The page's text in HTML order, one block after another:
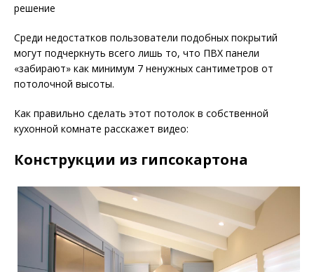
решение
Среди недостатков пользователи подобных покрытий
могут подчеркнуть всего лишь то, что ПВХ панели
«забирают» как минимум 7 ненужных сантиметров от
потолочной высоты.
Как правильно сделать этот потолок в собственной
кухонной комнате расскажет видео:
Конструкции из гипсокартона